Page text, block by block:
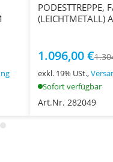
PODESTTREPPE,
(LEICHTMETALL)
1.096,00 €
exkl. 19% USt.,
Sofort verfügbar
Art.Nr. 282049